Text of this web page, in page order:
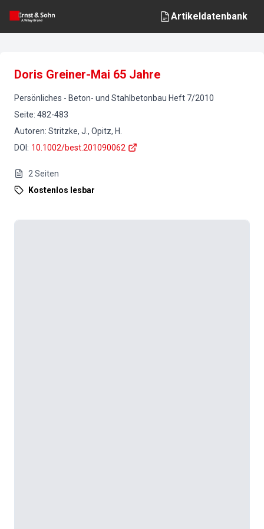
Artikeldatenbank
Doris Greiner-Mai 65 Jahre
Persönliches - Beton- und Stahlbetonbau Heft 7/2010
Seite: 482-483
Autoren: Stritzke, J., Opitz, H.
DOI : 10.1002/best.201090062
2 Seiten
Kostenlos lesbar